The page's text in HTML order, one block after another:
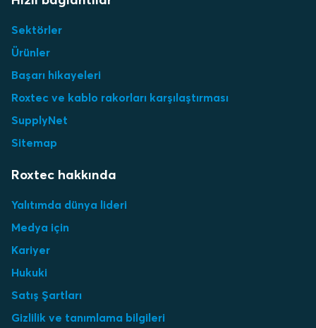
Sektörler
Ürünler
Başarı hikayeleri
Roxtec ve kablo rakorları karşılaştırması
SupplyNet
Sitemap
Roxtec hakkında
Yalıtımda dünya lideri
Medya için
Kariyer
Hukuki
Satış Şartları
Gizlilik ve tanımlama bilgileri